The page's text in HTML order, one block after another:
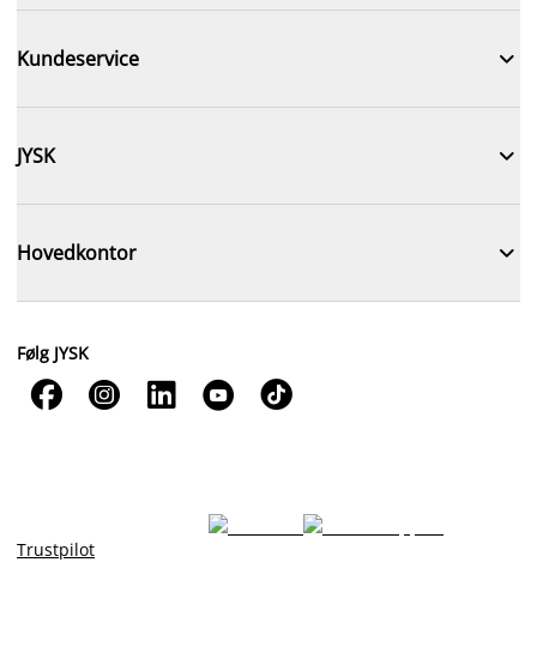
Kundeservice 
JYSK 
Hovedkontor 
Følg JYSK
    
Trustpilot